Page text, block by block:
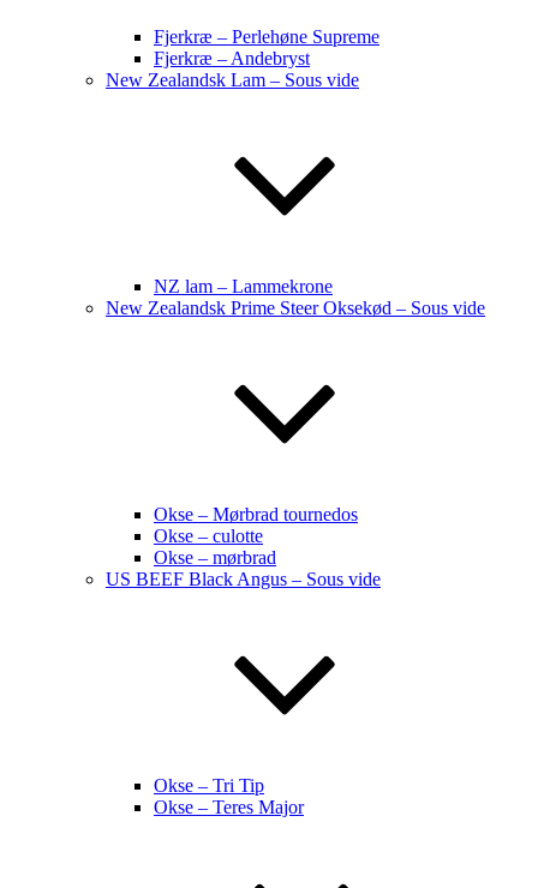
Fjerkræ – Perlehøne Supreme
Fjerkræ – Andebryst
New Zealandsk Lam – Sous vide
NZ lam – Lammekrone
New Zealandsk Prime Steer Oksekød – Sous vide
Okse – Mørbrad tournedos
Okse – culotte
Okse – mørbrad
US BEEF Black Angus – Sous vide
Okse – Tri Tip
Okse – Teres Major